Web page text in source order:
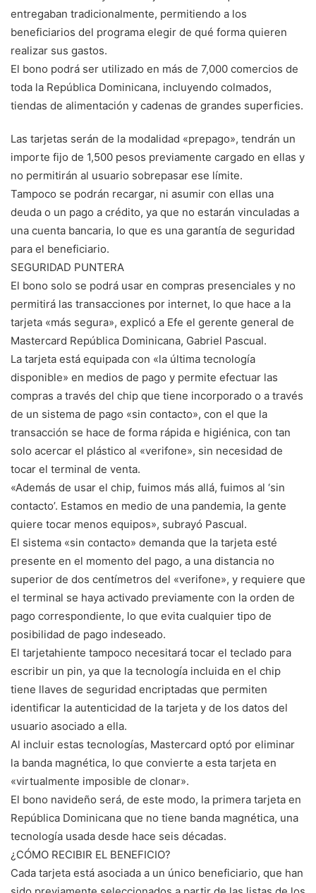
entregaban tradicionalmente, permitiendo a los
beneficiarios del programa elegir de qué forma quieren
realizar sus gastos.
El bono podrá ser utilizado en más de 7,000 comercios de
toda la República Dominicana, incluyendo colmados,
tiendas de alimentación y cadenas de grandes superficies.
Las tarjetas serán de la modalidad «prepago», tendrán un
importe fijo de 1,500 pesos previamente cargado en ellas y
no permitirán al usuario sobrepasar ese límite.
Tampoco se podrán recargar, ni asumir con ellas una
deuda o un pago a crédito, ya que no estarán vinculadas a
una cuenta bancaria, lo que es una garantía de seguridad
para el beneficiario.
SEGURIDAD PUNTERA
El bono solo se podrá usar en compras presenciales y no
permitirá las transacciones por internet, lo que hace a la
tarjeta «más segura», explicó a Efe el gerente general de
Mastercard República Dominicana, Gabriel Pascual.
La tarjeta está equipada con «la última tecnología
disponible» en medios de pago y permite efectuar las
compras a través del chip que tiene incorporado o a través
de un sistema de pago «sin contacto», con el que la
transacción se hace de forma rápida e higiénica, con tan
solo acercar el plástico al «verifone», sin necesidad de
tocar el terminal de venta.
«Además de usar el chip, fuimos más allá, fuimos al ‘sin
contacto’. Estamos en medio de una pandemia, la gente
quiere tocar menos equipos», subrayó Pascual.
El sistema «sin contacto» demanda que la tarjeta esté
presente en el momento del pago, a una distancia no
superior de dos centímetros del «verifone», y requiere que
el terminal se haya activado previamente con la orden de
pago correspondiente, lo que evita cualquier tipo de
posibilidad de pago indeseado.
El tarjetahiente tampoco necesitará tocar el teclado para
escribir un pin, ya que la tecnología incluida en el chip
tiene llaves de seguridad encriptadas que permiten
identificar la autenticidad de la tarjeta y de los datos del
usuario asociado a ella.
Al incluir estas tecnologías, Mastercard optó por eliminar
la banda magnética, lo que convierte a esta tarjeta en
«virtualmente imposible de clonar».
El bono navideño será, de este modo, la primera tarjeta en
República Dominicana que no tiene banda magnética, una
tecnología usada desde hace seis décadas.
¿CÓMO RECIBIR EL BENEFICIO?
Cada tarjeta está asociada a un único beneficiario, que han